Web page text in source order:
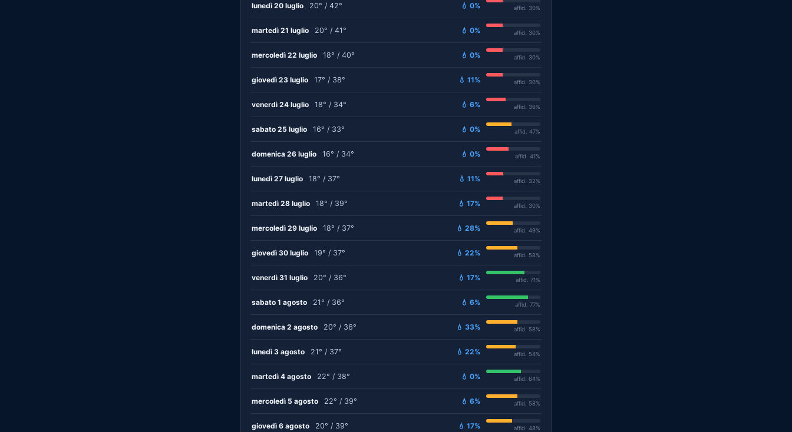
lunedì 20 luglio 20° / 42° 💧 0% affid. 30%
martedì 21 luglio 20° / 41° 💧 0% affid. 30%
mercoledì 22 luglio 18° / 40° 💧 0% affid. 30%
giovedì 23 luglio 17° / 38° 💧 11% affid. 30%
venerdì 24 luglio 18° / 34° 💧 6% affid. 36%
sabato 25 luglio 16° / 33° 💧 0% affid. 47%
domenica 26 luglio 16° / 34° 💧 0% affid. 41%
lunedì 27 luglio 18° / 37° 💧 11% affid. 32%
martedì 28 luglio 18° / 39° 💧 17% affid. 30%
mercoledì 29 luglio 18° / 37° 💧 28% affid. 49%
giovedì 30 luglio 19° / 37° 💧 22% affid. 58%
venerdì 31 luglio 20° / 36° 💧 17% affid. 71%
sabato 1 agosto 21° / 36° 💧 6% affid. 77%
domenica 2 agosto 20° / 36° 💧 33% affid. 58%
lunedì 3 agosto 21° / 37° 💧 22% affid. 54%
martedì 4 agosto 22° / 38° 💧 0% affid. 64%
mercoledì 5 agosto 22° / 39° 💧 6% affid. 58%
giovedì 6 agosto 20° / 39° 💧 17% affid. 48%